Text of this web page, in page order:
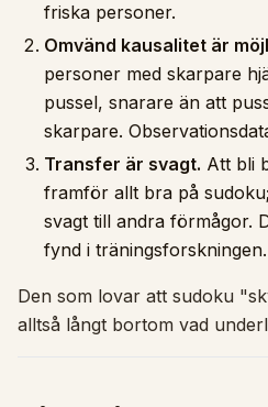
friska personer.
Omvänd kausalitet är
personer med skarpare
pussel, snarare än att
skarpare.
Transfer är svagt. Att bli
framför allt bra på
svagt till andra förmågor.
fynd i träningsforskningen.
Den som lovar att sudoku
alltså långt bortom vad